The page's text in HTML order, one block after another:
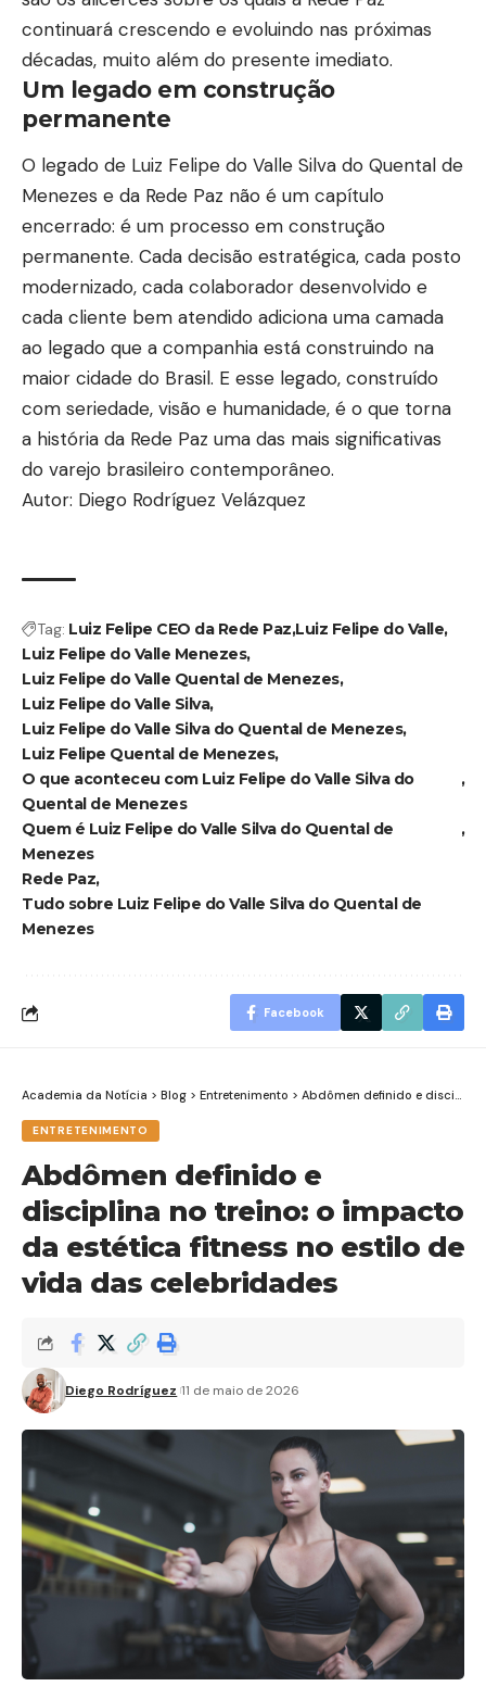
continuará crescendo e evoluindo nas próximas
décadas, muito além do presente imediato.
Um legado em construção
permanente
O legado de Luiz Felipe do Valle Silva do Quental de
Menezes e da Rede Paz não é um capítulo
encerrado: é um processo em construção
permanente. Cada decisão estratégica, cada posto
modernizado, cada colaborador desenvolvido e
cada cliente bem atendido adiciona uma camada
ao legado que a companhia está construindo na
maior cidade do Brasil. E esse legado, construído
com seriedade, visão e humanidade, é o que torna
a história da Rede Paz uma das mais significativas
do varejo brasileiro contemporâneo.
Autor: Diego Rodríguez Velázquez
Tag: Luiz Felipe CEO da Rede Paz Luiz Felipe do Valle
Luiz Felipe do Valle Menezes
Luiz Felipe do Valle Quental de Menezes
Luiz Felipe do Valle Silva
Luiz Felipe do Valle Silva do Quental de Menezes
Luiz Felipe Quental de Menezes
O que aconteceu com Luiz Felipe do Valle Silva do
Quental de Menezes
Quem é Luiz Felipe do Valle Silva do Quental de
Menezes
Rede Paz
Tudo sobre Luiz Felipe do Valle Silva do Quental de
Menezes
Facebook
Academia da Notícia > Blog > Entretenimento > Abdômen definido e disciplina no treino: o impacto da estética fitness no estilo de vida das celebridades
ENTRETENIMENTO
Abdômen definido e
disciplina no treino: o impacto
da estética fitness no estilo de
vida das celebridades
Diego Rodríguez 11 de maio de 2026